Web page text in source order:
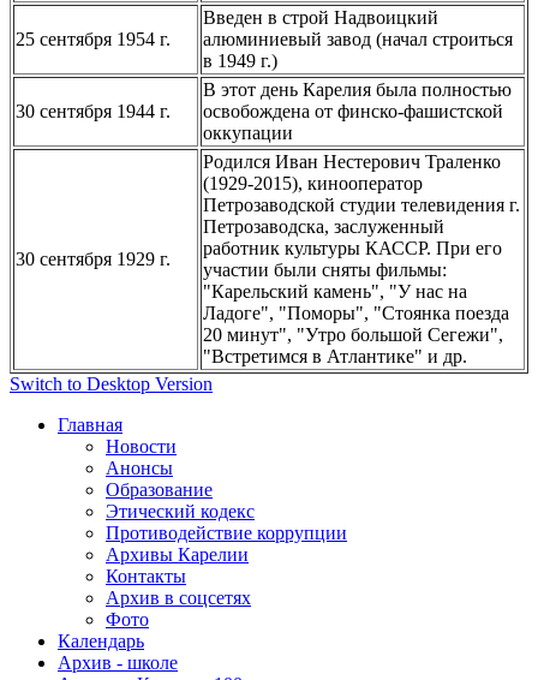
25 сентября 1954 г.
Введен в строй Надвоицкий
алюминиевый завод (начал строиться
в 1949 г.)
30 сентября 1944 г.
В этот день Карелия была полностью
освобождена от финско-фашистской
оккупации
30 сентября 1929 г.
Родился Иван Нестерович Траленко
(1929-2015), кинооператор
Петрозаводской студии телевидения г.
Петрозаводска, заслуженный
работник культуры КАССР. При его
участии были сняты фильмы:
"Карельский камень", "У нас на
Ладоге", "Поморы", "Стоянка поезда
20 минут", "Утро большой Сегежи",
"Встретимся в Атлантике" и др.
Switch to Desktop Version
Главная
Новости
Анонсы
Образование
Этический кодекс
Противодействие коррупции
Архивы Карелии
Контакты
Архив в соцсетях
Фото
Календарь
Архив - школе